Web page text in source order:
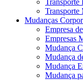
Transporte
Transporte
Mudanças
Empresa
Empresas
Mudança
Mudança
Mudança
Mudança